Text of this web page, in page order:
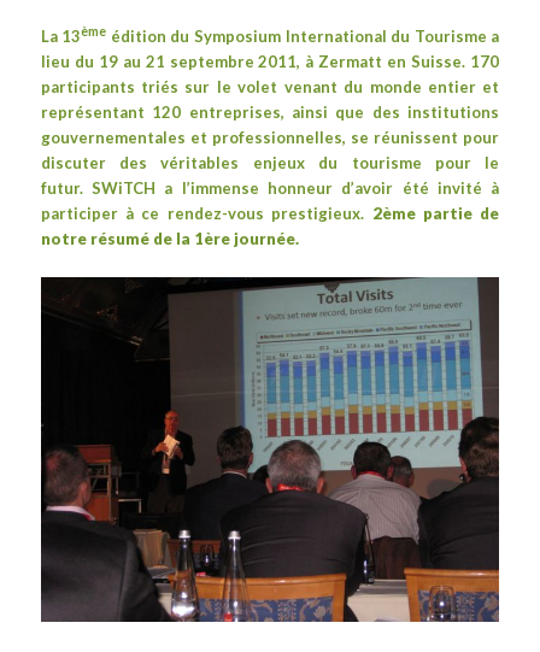
La 13ème édition duSymposium International du Tourisme a
lieu du 19 au 21 septembre 2011, àZermatt en Suisse. 170
participants triés sur le volet venant du monde entier et
représentant 120 entreprises, ainsi que des institutions
gouvernementales et professionnelles, se réunissent pour
discuter des véritables enjeux du tourisme pour le
futur. SWiTCH a l’immense honneur d’avoir été invité à
participer à ce rendez-vous prestigieux. 2ème partie de
notre résumé de la 1ère journée.